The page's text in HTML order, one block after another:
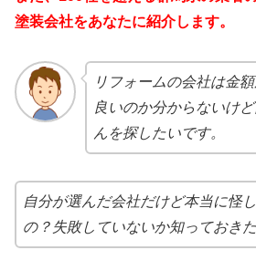
塗装会社をあなたに紹介します。
リフォームの会社は金
良いのか分からないけ
んを探したいです。
自分が選んだ会社だけど本当に怪
の？失敗していないか知っておき